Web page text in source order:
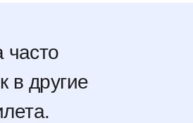
часто
в другие